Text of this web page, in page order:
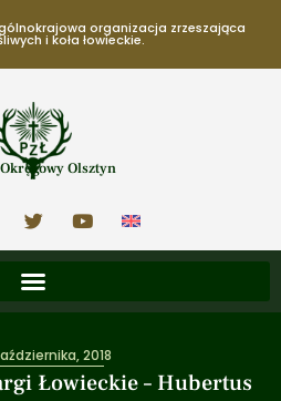
organizacja zrzeszająca
i koła łowieckie.
Olsztyn
Łowieckie – Hubertus
2018